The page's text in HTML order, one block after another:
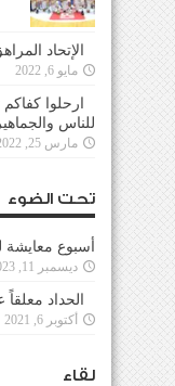
الإتحاد
مايو 6, 2022
ارحلوا
للناس والجماهير
مارس 25, 2022
تحت الضوء
أسبوع
ديسمبر 11, 2023
الحداد معلقاً
أكتوبر 6, 2021
لقاء